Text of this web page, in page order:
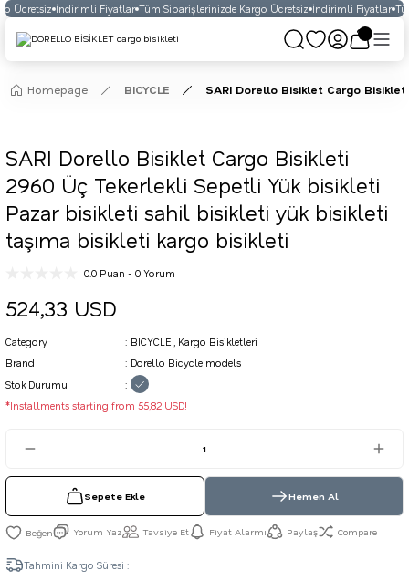
Ücretsiz İndirimli Fiyatlar Tüm Siparişlerinizde Kargo Ücretsiz İndirimli Fiyatlar
Homepage BICYCLE SARI Dorello Bisiklet Cargo
SARI Dorello Bisiklet Cargo Bisikleti
2960 Üç Tekerlekli Sepetli Yük bisikleti
Pazar bisikleti sahil bisikleti yük bisikleti
taşıma bisikleti kargo bisikleti
0.0 Puan - 0 Yorum
524,33 USD
Category BICYCLE , Kargo Bisikletleri
Brand
Dorello Bicycle models
Stok Durumu
*Installments starting from 55,82 USD!
Sepete Ekle Hemen Al
Yorum Yaz Tavsiye Et Fiyat Alarmı Paylaş Compare
Tahmini Kargo Süresi :